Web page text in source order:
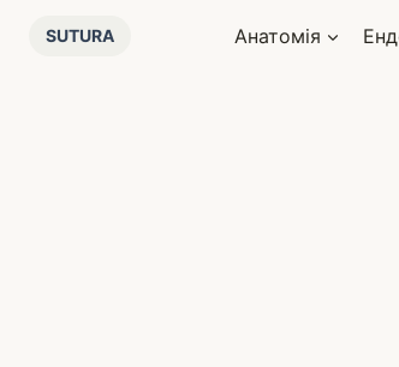
SUTURA Анатомія